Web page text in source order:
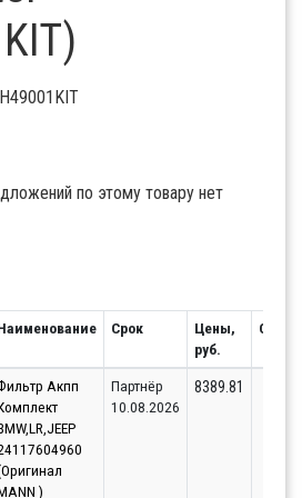
по этому товару нет
Срок
Цены,
руб.
Акпп
)
Партнёр
10.08.2026
8389.81